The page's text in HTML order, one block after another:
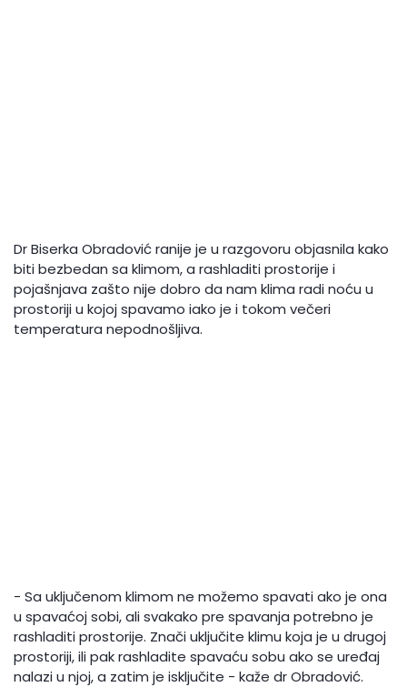
Dr Biserka Obradović ranije je u razgovoru objasnila kako
biti bezbedan sa klimom, a rashladiti prostorije i
pojašnjava zašto nije dobro da nam klima radi noću u
prostoriji u kojoj spavamo iako je i tokom večeri
temperatura nepodnošljiva.
- Sa uključenom klimom ne možemo spavati ako je ona
u spavaćoj sobi, ali svakako pre spavanja potrebno je
rashladiti prostorije. Znači uključite klimu koja je u drugoj
prostoriji, ili pak rashladite spavaću sobu ako se uređaj
nalazi u njoj, a zatim je isključite - kaže dr Obradović.